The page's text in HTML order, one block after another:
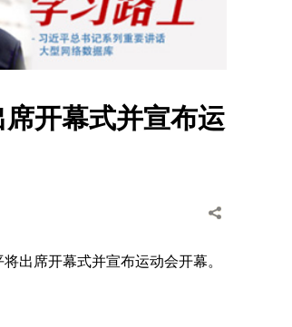
开幕式并宣布运
出席开幕式并宣布运动会开幕。